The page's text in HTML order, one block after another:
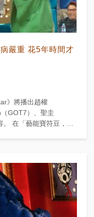
嚴重 花5年時間才
》將播出趙權
GOT7）、聖圭
來